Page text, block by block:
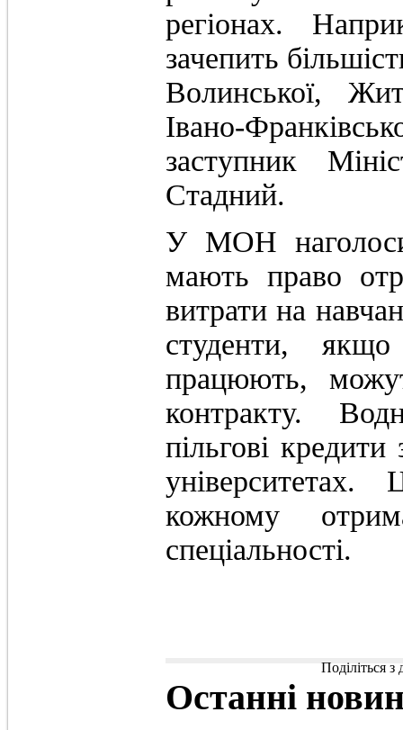
регіонах.
зачепить
Волинської,
Івано-
заступник
Стадний.
У МОН
мають право
витрати на
студенти,
працюють,
контракту.
пільгові
університетах.
кожному
спеціальності.
Поділіться
Останні